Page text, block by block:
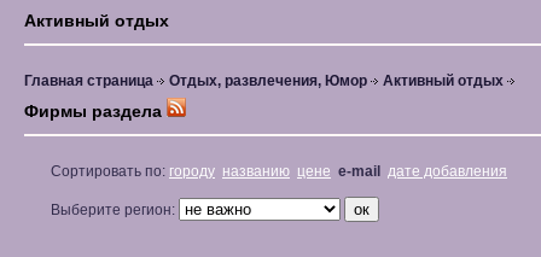
Активный отдых
Главная страница Отдых, развлечения, Юмор Активный отдых
Фирмы раздела
Сортировать по: городу названию цене e-mail дате добавления
Выберите регион: